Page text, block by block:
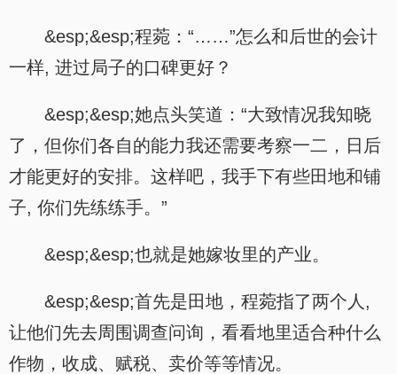
&esp;&esp;程菀：“……”怎么和后世的会计
一样, 进过局子的口碑更好？
&esp;&esp;她点头笑道：“大致情况我知晓
了，但你们各自的能力我还需要考察一二，日后
才能更好的安排。这样吧，我手下有些田地和铺
子, 你们先练练手。”
&esp;&esp;也就是她嫁妆里的产业。
&esp;&esp;首先是田地，程菀指了两个人,
让他们先去周围调查问询，看看地里适合种什么
作物，收成、赋税、卖价等等情况。